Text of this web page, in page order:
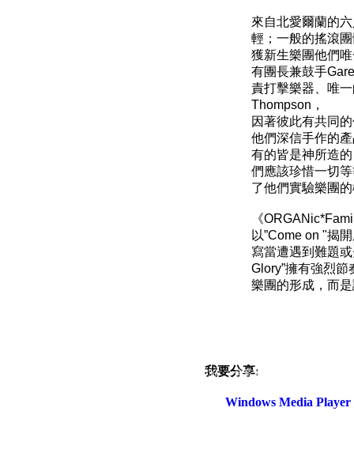
來自北愛爾蘭的
輕；一般的搖滾
獲新生樂團他們
有團長兼鼓手
責打擊樂器、唯
Thompson ，
因著彼此有共同
他們深信手作的
有的皆是神所造
們應該珍惜一切
了他們實驗樂團
《
以”Come on "揭
寫當遭遇到難題
Glory”擁有強烈節
樂團的形成，而
我要分享:
Windows Media
電話：(02)2369-9050
佳音電台地址：